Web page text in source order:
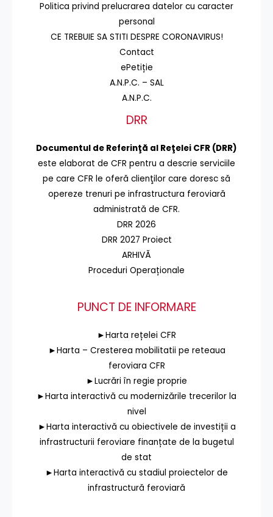
Politica privind prelucrarea datelor cu caracter
personal
CE TREBUIE SA STITI DESPRE CORONAVIRUS!
Contact
ePetiție
A.N.P.C. – SAL
A.N.P.C.
DRR
Documentul de Referinţă al Reţelei CFR (DRR)
este elaborat de CFR pentru a descrie serviciile
pe care CFR le oferă clienţilor care doresc să
opereze trenuri pe infrastructura feroviară
administrată de CFR.
DRR 2026
DRR 2027 Proiect
ARHIVĂ
Proceduri Operaționale
PUNCT DE INFORMARE
►Harta rețelei CFR
►Harta – Cresterea mobilitatii pe reteaua
feroviara CFR
►Lucrări în regie proprie
►Harta interactivă cu modernizările trecerilor la
nivel
►Harta interactivă cu obiectivele de investiții a
infrastructurii feroviare finanțate de la bugetul
de stat
►Harta interactivă cu stadiul proiectelor de
infrastructură feroviară